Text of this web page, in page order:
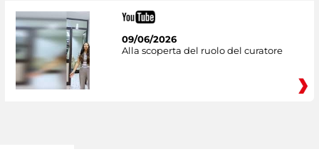
09/06/2026
Alla scoperta del ruolo del curatore